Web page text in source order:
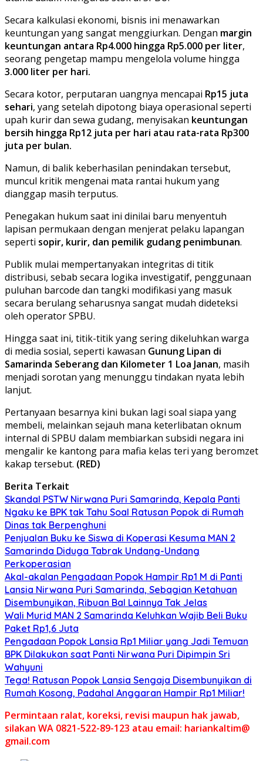
Secara kalkulasi ekonomi, bisnis ini menawarkan
keuntungan yang sangat menggiurkan. Dengan margin
keuntungan antara Rp4.000 hingga Rp5.000 per liter,
seorang pengetap mampu mengelola volume hingga
3.000 liter per hari.
Secara kotor, perputaran uangnya mencapai Rp15 juta
sehari, yang setelah dipotong biaya operasional seperti
upah kurir dan sewa gudang, menyisakan keuntungan
bersih hingga Rp12 juta per hari atau rata-rata Rp300
juta per bulan.
Namun, di balik keberhasilan penindakan tersebut,
muncul kritik mengenai mata rantai hukum yang
dianggap masih terputus.
Penegakan hukum saat ini dinilai baru menyentuh
lapisan permukaan dengan menjerat pelaku lapangan
seperti sopir, kurir, dan pemilik gudang penimbunan.
Publik mulai mempertanyakan integritas di titik
distribusi, sebab secara logika investigatif, penggunaan
puluhan barcode dan tangki modifikasi yang masuk
secara berulang seharusnya sangat mudah dideteksi
oleh operator SPBU.
Hingga saat ini, titik-titik yang sering dikeluhkan warga
di media sosial, seperti kawasan Gunung Lipan di
Samarinda Seberang dan Kilometer 1 Loa Janan, masih
menjadi sorotan yang menunggu tindakan nyata lebih
lanjut.
Pertanyaan besarnya kini bukan lagi soal siapa yang
membeli, melainkan sejauh mana keterlibatan oknum
internal di SPBU dalam membiarkan subsidi negara ini
mengalir ke kantong para mafia kelas teri yang beromzet
kakap tersebut. (RED)
Berita Terkait
Skandal PSTW Nirwana Puri Samarinda, Kepala Panti
Ngaku ke BPK tak Tahu Soal Ratusan Popok di Rumah
Dinas tak Berpenghuni
Penjualan Buku ke Siswa di Koperasi Kesuma MAN 2
Samarinda Diduga Tabrak Undang-Undang
Perkoperasian
Akal-akalan Pengadaan Popok Hampir Rp1 M di Panti
Lansia Nirwana Puri Samarinda, Sebagian Ketahuan
Disembunyikan, Ribuan Bal Lainnya Tak Jelas
Wali Murid MAN 2 Samarinda Keluhkan Wajib Beli Buku
Paket Rp1,6 Juta
Pengadaan Popok Lansia Rp1 Miliar yang Jadi Temuan
BPK Dilakukan saat Panti Nirwana Puri Dipimpin Sri
Wahyuni
Tega! Ratusan Popok Lansia Sengaja Disembunyikan di
Rumah Kosong, Padahal Anggaran Hampir Rp1 Miliar!
Permintaan ralat, koreksi, revisi maupun hak jawab,
silakan WA 0821-522-89-123 atau email: hariankaltim@
gmail.com